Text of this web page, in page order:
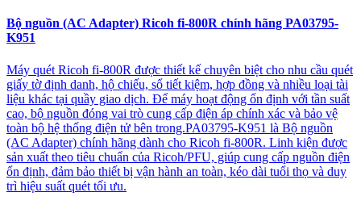
Bộ nguồn (AC Adapter) Ricoh fi-800R chính hãng PA03795-
K951
Máy quét Ricoh fi-800R được thiết kế chuyên biệt cho nhu cầu quét
giấy tờ định danh, hộ chiếu, sổ tiết kiệm, hợp đồng và nhiều loại tài
liệu khác tại quầy giao dịch. Để máy hoạt động ổn định với tần suất
cao, bộ nguồn đóng vai trò cung cấp điện áp chính xác và bảo vệ
toàn bộ hệ thống điện tử bên trong.PA03795-K951 là Bộ nguồn
(AC Adapter) chính hãng dành cho Ricoh fi-800R. Linh kiện được
sản xuất theo tiêu chuẩn của Ricoh/PFU, giúp cung cấp nguồn điện
ổn định, đảm bảo thiết bị vận hành an toàn, kéo dài tuổi thọ và duy
trì hiệu suất quét tối ưu.